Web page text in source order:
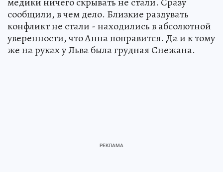
сообщили, в чем дело. Близкие раздувать
конфликт не стали - находились в абсолютной
уверенности, что Анна поправится. Да и к тому
же на руках у Льва была грудная Снежана.